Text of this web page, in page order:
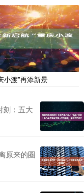
渡”再添新景
刻：五大
原来的圈